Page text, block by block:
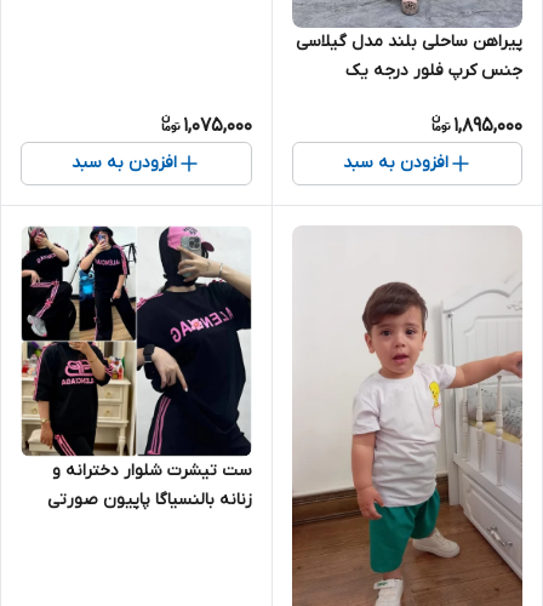
پیراهن ساحلی بلند مدل گیلاسی
جنس کرپ فلور درجه یک
1,895,000
افزودن به سبد
1,075,000
افزودن به سبد
ست تیشرت شلوار دخترانه و
زنانه بالنسیاگا پاپیون صورتی